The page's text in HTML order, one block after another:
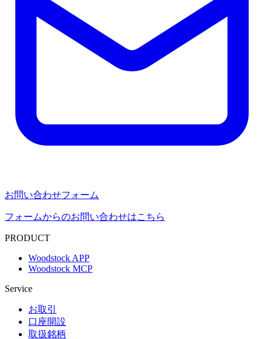
お問い合わせフォーム
フォームからのお問い合わせはこちら
PRODUCT
Woodstock APP
Woodstock MCP
Service
お取引
口座開設
取扱銘柄